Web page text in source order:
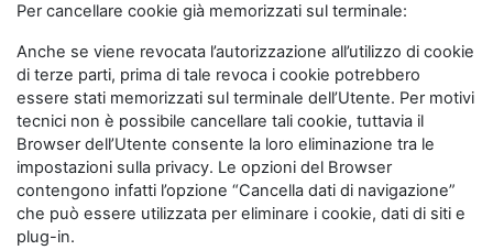
Per cancellare cookie già memorizzati sul terminale:
Anche se viene revocata l’autorizzazione all’utilizzo di cookie
di terze parti, prima di tale revoca i cookie potrebbero
essere stati memorizzati sul terminale dell’Utente. Per motivi
tecnici non è possibile cancellare tali cookie, tuttavia il
Browser dell’Utente consente la loro eliminazione tra le
impostazioni sulla privacy. Le opzioni del Browser
contengono infatti l’opzione “Cancella dati di navigazione”
che può essere utilizzata per eliminare i cookie, dati di siti e
plug-in.